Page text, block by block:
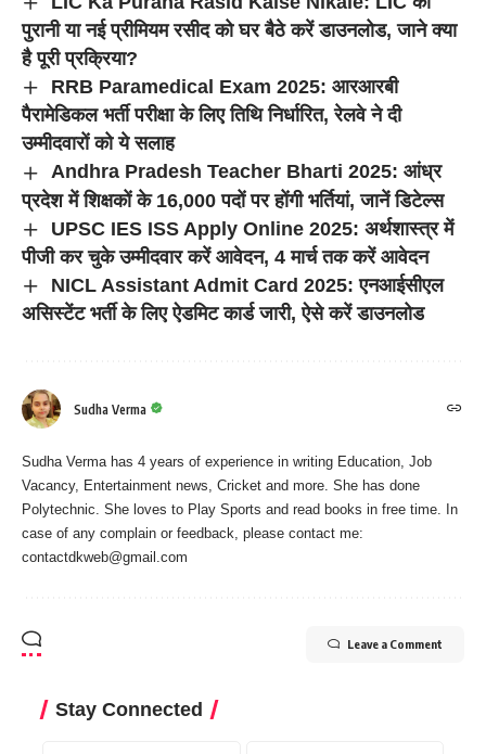
पुरानी या नई प्रीमियम रसीद को घर बैठे करें डाउनलोड, जाने क्या
है पूरी प्रक्रिया?
RRB Paramedical Exam 2025: आरआरबी
पैरामेडिकल भर्ती परीक्षा के लिए तिथि निर्धारित, रेलवे ने दी
उम्मीदवारों को ये सलाह
Andhra Pradesh Teacher Bharti 2025: आंध्र
प्रदेश में शिक्षकों के 16,000 पदों पर होंगी भर्तियां, जानें डिटेल्स
UPSC IES ISS Apply Online 2025: अर्थशास्त्र में
पीजी कर चुके उम्मीदवार करें आवेदन, 4 मार्च तक करें आवेदन
NICL Assistant Admit Card 2025: एनआईसीएल
असिस्टेंट भर्ती के लिए ऐडमिट कार्ड जारी, ऐसे करें डाउनलोड
Sudha Verma
Sudha Verma has 4 years of experience in writing Education, Job
Vacancy, Entertainment news, Cricket and more. She has done
Polytechnic. She loves to Play Sports and read books in free time. In
case of any complain or feedback, please contact me:
contactdkweb@gmail.com
Leave a Comment
Stay Connected